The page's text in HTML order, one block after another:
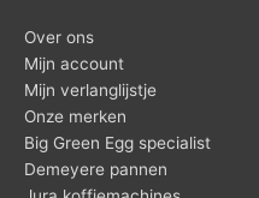
Over ons
Mijn account
Mijn verlanglijstje
Onze merken
Big Green Egg specialist
Demeyere pannen